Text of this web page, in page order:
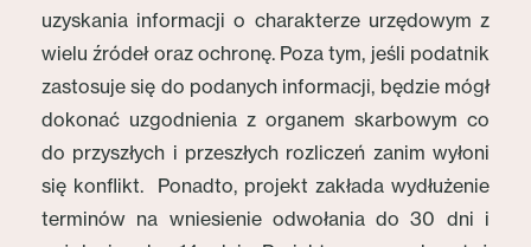
uzyskania informacji o charakterze urzędowym z
wielu źródeł oraz ochronę. Poza tym, jeśli podatnik
zastosuje się do podanych informacji, będzie mógł
dokonać uzgodnienia z organem skarbowym co
do przyszłych i przeszłych rozliczeń zanim wyłoni
się konflikt. Ponadto, projekt zakłada wydłużenie
terminów na wniesienie odwołania do 30 dni i